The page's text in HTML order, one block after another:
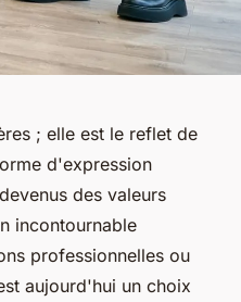
; elle est le reflet de
d'expression
des valeurs
incontournable
professionnelles ou
aujourd'hui un choix